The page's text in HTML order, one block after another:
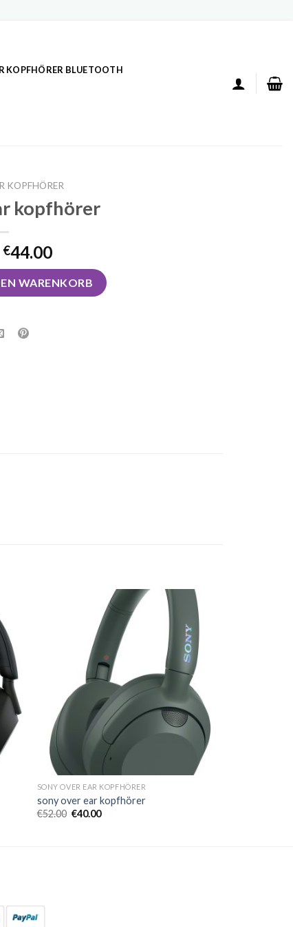
KOPFHÖRER BLUETOOTH
KOPFHÖRER
kopfhörer
€44.00
WARENKORB
SONY OVER EAR KOPFHÖRER
sony over ear kopfhörer
€52.00 €40.00